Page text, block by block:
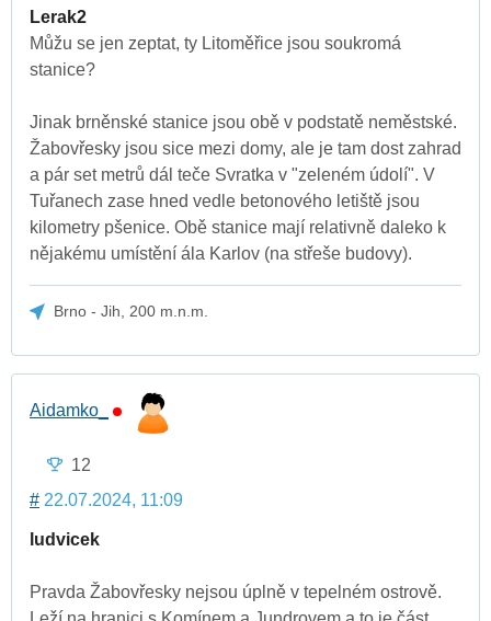
Lerak2
Můžu se jen zeptat, ty Litoměřice jsou soukromá
stanice?
Jinak brněnské stanice jsou obě v podstatě neměstské.
Žabovřesky jsou sice mezi domy, ale je tam dost zahrad
a pár set metrů dál teče Svratka v "zeleném údolí". V
Tuřanech zase hned vedle betonového letiště jsou
kilometry pšenice. Obě stanice mají relativně daleko k
nějakému umístění ála Karlov (na střeše budovy).
Brno - Jih, 200 m.n.m.
Aidamko_
12
# 22.07.2024, 11:09
ludvicek
Pravda Žabovřesky nejsou úplně v tepelném ostrově.